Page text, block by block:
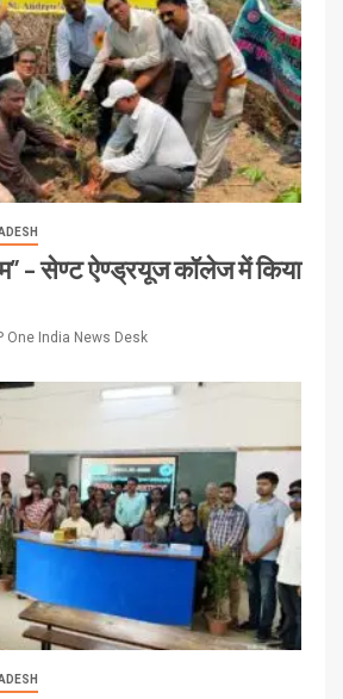
– सेण्ट ऐण्ड्रयूज कॉलेज में किया
One India News Desk